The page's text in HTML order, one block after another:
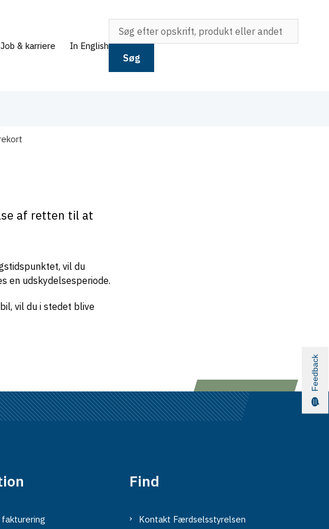
Job & karriere In English
Søg
af retten til at
vil du
en udskydelsesperiode.
vil du i stedet blive
Find
Kontakt Færdselsstyrelsen
Feedback